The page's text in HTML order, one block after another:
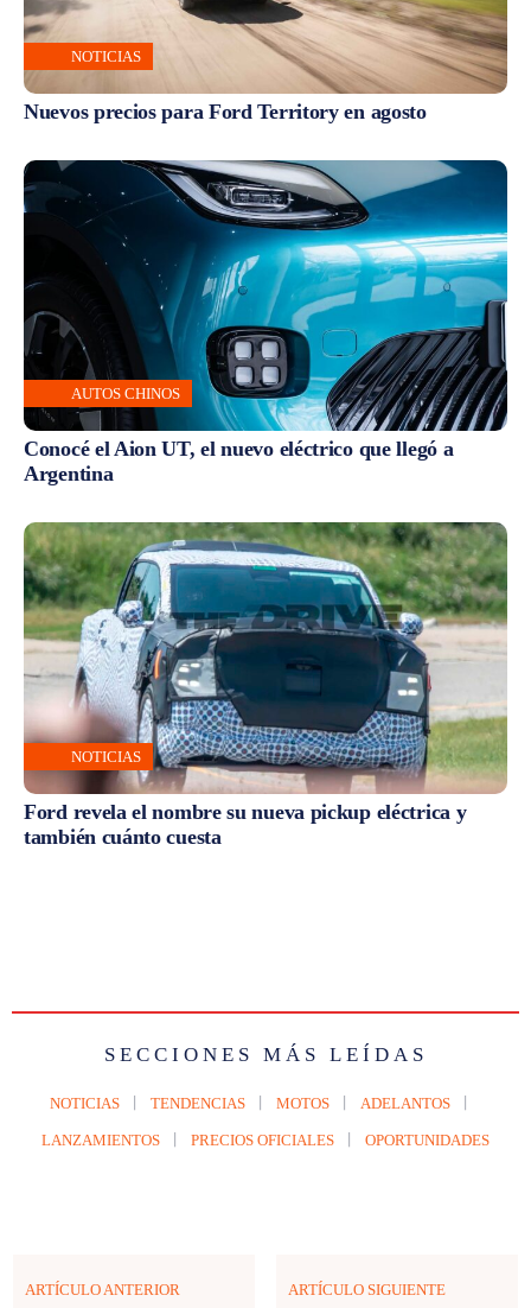
NOTICIAS
Nuevos precios para Ford Territory en agosto
AUTOS CHINOS
Conocé el Aion UT, el nuevo eléctrico que llegó a
Argentina
NOTICIAS
Ford revela el nombre su nueva pickup eléctrica y
también cuánto cuesta
SECCIONES MÁS LEÍDAS
NOTICIAS TENDENCIAS MOTOS ADELANTOS
LANZAMIENTOS PRECIOS OFICIALES OPORTUNIDADES
ARTÍCULO ANTERIOR ARTÍCULO SIGUIENTE